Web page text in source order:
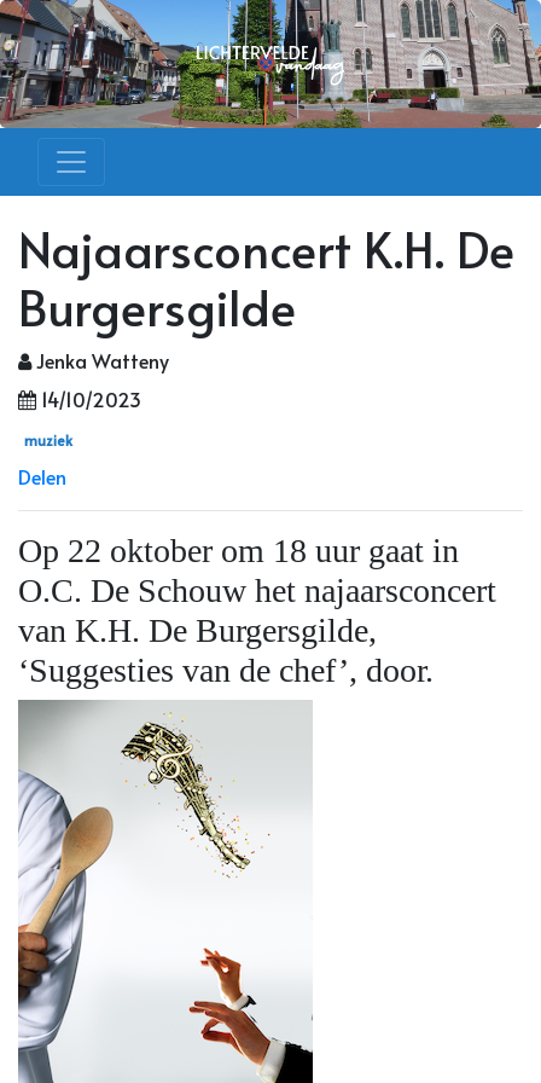
Najaarsconcert K.H. De
Burgersgilde
Jenka Watteny
14/10/2023
muziek
Delen
Op 22 oktober om 18 uur gaat in
O.C. De Schouw het najaarsconcert
van K.H. De Burgersgilde,
‘Suggesties van de chef’, door.